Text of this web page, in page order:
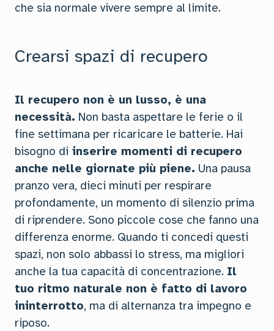
che sia normale vivere sempre al limite.
Crearsi spazi di recupero
Il recupero non è un lusso, è una
necessità. Non basta aspettare le ferie o il
fine settimana per ricaricare le batterie. Hai
bisogno di inserire momenti di recupero
anche nelle giornate più piene. Una pausa
pranzo vera, dieci minuti per respirare
profondamente, un momento di silenzio prima
di riprendere. Sono piccole cose che fanno una
differenza enorme. Quando ti concedi questi
spazi, non solo abbassi lo stress, ma migliori
anche la tua capacità di concentrazione. Il
tuo ritmo naturale non è fatto di lavoro
ininterrotto, ma di alternanza tra impegno e
riposo.